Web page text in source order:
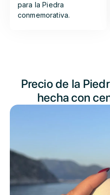
para la Piedra
conmemorativa.
Precio de la
hecha con